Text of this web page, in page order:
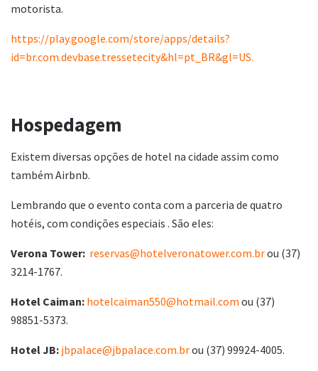
motorista.
https://play.google.com/store/apps/details?
id=br.com.devbase.tressetecity&hl=pt_BR&gl=US.
Hospedagem
Existem diversas opções de hotel na cidade assim como
também Airbnb.
Lembrando que o evento conta com a parceria de quatro
hotéis, com condições especiais . São eles:
Verona Tower: reservas@hotelveronatower.com.brou (37)
3214-1767.
Hotel Caiman: hotelcaiman550@hotmail.com ou (37)
98851-5373.
Hotel JB: jbpalace@jbpalace.com.brou (37) 99924-4005.